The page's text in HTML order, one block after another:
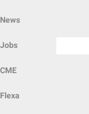
News
Jobs
CME
Flexa